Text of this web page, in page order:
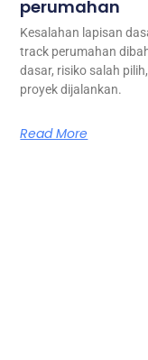
perumahan
Kesalahan lapisan
track perumahan
dasar, risiko salah
proyek dijalankan.
Read More